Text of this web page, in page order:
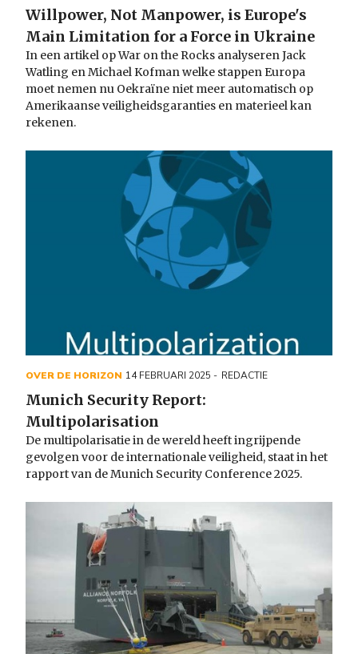
Willpower, Not Manpower, is Europe's
Main Limitation for a Force in Ukraine
In een artikel op War on the Rocks analyseren Jack
Watling en Michael Kofman welke stappen Europa
moet nemen nu Oekraïne niet meer automatisch op
Amerikaanse veiligheidsgaranties en materieel kan
rekenen.
OVER DE HORIZON 14 FEBRUARI 2025 REDACTIE
Munich Security Report:
Multipolarisation
De multipolarisatie in de wereld heeft ingrijpende
gevolgen voor de internationale veiligheid, staat in het
rapport van de Munich Security Conference 2025.